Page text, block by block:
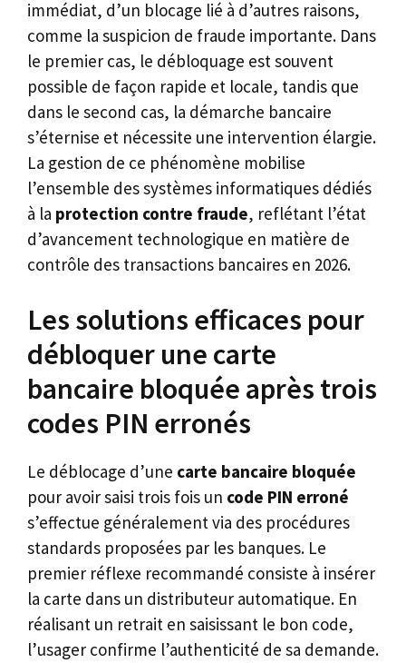
immédiat, d’un blocage lié à d’autres raisons,
comme la suspicion de fraude importante. Dans
le premier cas, le débloquage est souvent
possible de façon rapide et locale, tandis que
dans le second cas, la démarche bancaire
s’éternise et nécessite une intervention élargie.
La gestion de ce phénomène mobilise
l’ensemble des systèmes informatiques dédiés
à la protection contre fraude, reflétant l’état
d’avancement technologique en matière de
contrôle des transactions bancaires en 2026.
Les solutions efficaces pour
débloquer une carte
bancaire bloquée après trois
codes PIN erronés
Le déblocage d’une carte bancaire bloquée
pour avoir saisi trois fois un code PIN erroné
s’effectue généralement via des procédures
standards proposées par les banques. Le
premier réflexe recommandé consiste à insérer
la carte dans un distributeur automatique. En
réalisant un retrait en saisissant le bon code,
l’usager confirme l’authenticité de sa demande.